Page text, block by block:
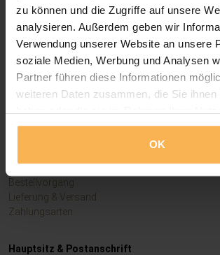
zu können und die Zugriffe auf unsere
analysieren. Außerdem geben wir
Verwendung unserer Website an unsere
soziale Medien, Werbung und Analysen
Partner führen diese Informationen
weiteren Daten zusammen, die Sie ihnen
haben oder die sie im Rahmen Ihrer
gesammelt haben.
OK
Gratis Inspirationsbuch
Katalog-/ Preisfrage
Rechtliches
Impressum
Datenschutz
Downloadbereich
Bestellvorgang
Lieferung & Versand
Zahlungsarten
Hauptsitz & Postanschrift